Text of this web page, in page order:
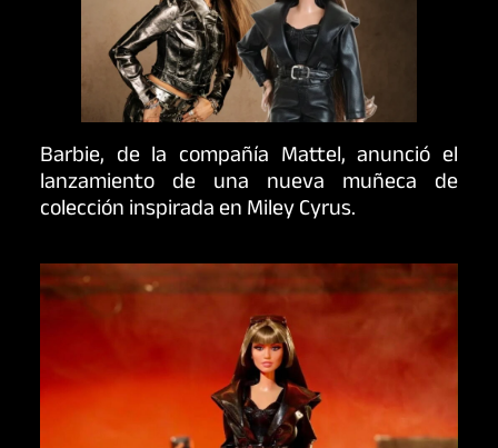
Barbie, de la compañía Mattel, anunció el
lanzamiento de una nueva muñeca de
colección inspirada en Miley Cyrus.